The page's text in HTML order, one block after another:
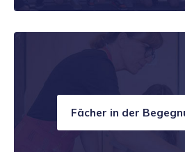
Fächer in der